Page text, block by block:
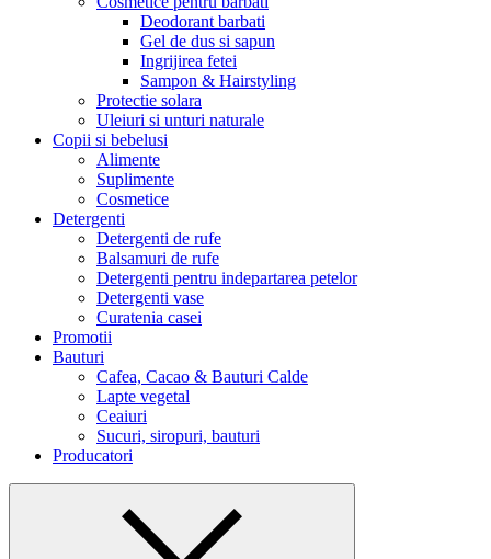
Deodorant barbati
Gel de dus si sapun
Ingrijirea fetei
Sampon & Hairstyling
Protectie solara
Uleiuri si unturi naturale
Copii si bebelusi
Alimente
Suplimente
Cosmetice
Detergenti
Detergenti de rufe
Balsamuri de rufe
Detergenti pentru indepartarea petelor
Detergenti vase
Curatenia casei
Promotii
Bauturi
Cafea, Cacao & Bauturi Calde
Lapte vegetal
Ceaiuri
Sucuri, siropuri, bauturi
Producatori